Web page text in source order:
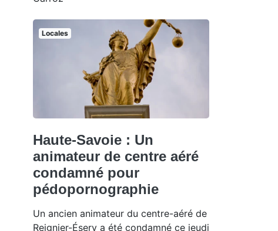
Locales
Haute-Savoie : Un
animateur de centre aéré
condamné pour
pédopornographie
Un ancien animateur du centre-aéré de
Reignier-Ésery a été condamné ce jeudi